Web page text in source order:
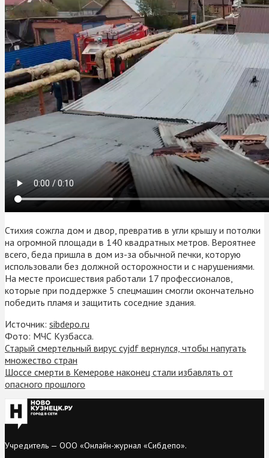
Стихия сожгла дом и двор, превратив в угли крышу и потолки
на огромной площади в 140 квадратных метров. Вероятнее
всего, беда пришла в дом из-за обычной печки, которую
использовали без должной осторожности и с нарушениями.
На месте происшествия работали 17 профессионалов,
которые при поддержке 5 спецмашин смогли окончательно
победить пламя и защитить соседние здания.
Источник: sibdepo.ru
Фото: МЧС Кузбасса.
Старый смертельный вирус cyjdf вернулся, чтобы напугать
множество стран
Шоссе смерти в Кемерове наконец стали избавлять от
опасного прошлого
Учредитель — ООО «Онлайн-журнал «Сибдепо».